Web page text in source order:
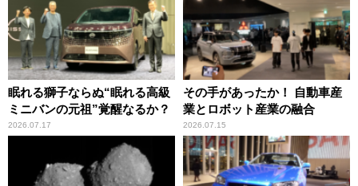
眠れる獅子ならぬ“眠れる高級
ミニバンの元祖”覚醒なるか？
2026.07.17
その手があったか！ 自動車産
業とロボット産業の融合
2026.07.15